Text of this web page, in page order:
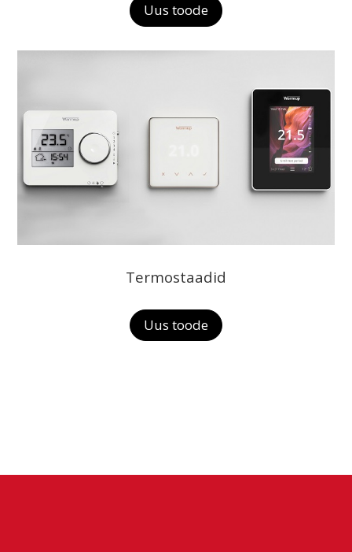
Uus toode
Termostaadid
Uus toode